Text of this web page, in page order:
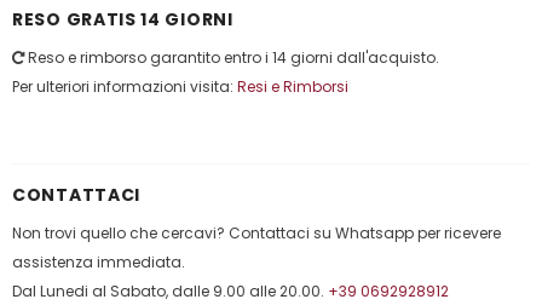
RESO GRATIS 14 GIORNI
Reso e rimborso garantito entro i 14 giorni dall'acquisto.
Per ulteriori informazioni visita: Resi e Rimborsi
CONTATTACI
Non trovi quello che cercavi? Contattaci su Whatsapp per ricevere
assistenza immediata.
Dal Lunedi al Sabato, dalle 9.00 alle 20.00. +39 0692928912